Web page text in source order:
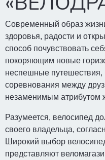
Современный образ
здоровья, радости и
способ почувствовать
покоряющим новые
неспешные путешествия,
соревнования между
незаменимым атрибутом
Разумеется, велосипед
своего владельца,
Широкий выбор
представляют